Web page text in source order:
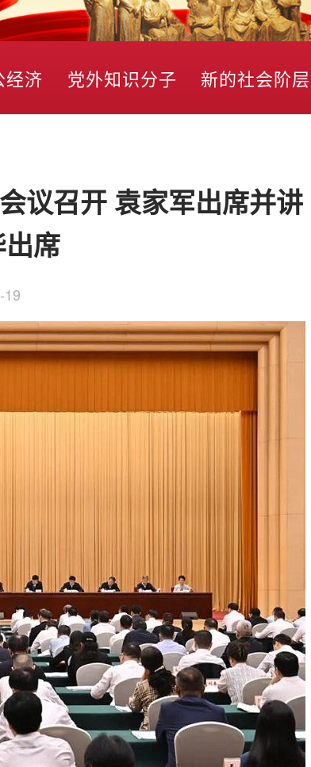
经济 党外知识分子 新的社会阶层
议召开 袁家军出席并讲
席
19